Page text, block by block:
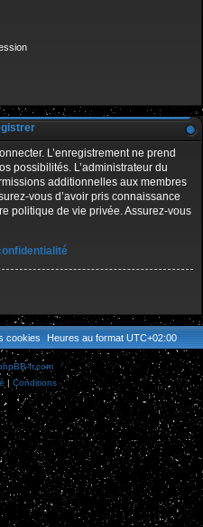
L’enregistrement ne prend
possibilités. L’administrateur du
additionnelles aux membres
vous d’avoir pris connaissance
politique de vie privée. Assurez-vous
Heures au format UTC+02:00
cookies
fr.com
Conditions